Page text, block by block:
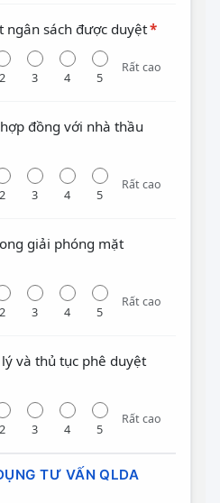
ngân sách được duyệt*
2 3 4 5
Rất cao
đồng với nhà thầu
2 3 4 5
Rất cao
giải phóng mặt
2 3 4 5
Rất cao
và thủ tục phê duyệt
2 3 4 5
Rất cao
TƯ VẤN QLDA